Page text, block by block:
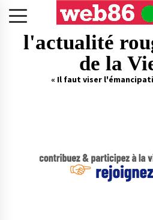
l'actualité
de la
« Il faut viser